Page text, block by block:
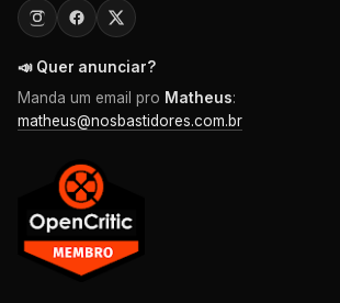
📣 Quer anunciar?
Manda um email pro Matheus:
matheus@nosbastidores.com.br